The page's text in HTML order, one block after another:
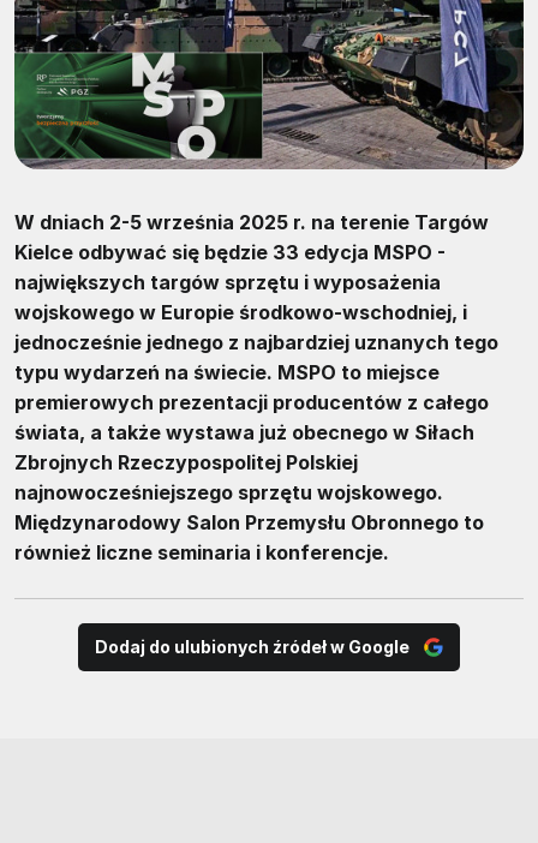
W dniach 2-5 września 2025 r. na terenie Targów
Kielce odbywać się będzie 33 edycja MSPO -
największych targów sprzętu i wyposażenia
wojskowego w Europie środkowo-wschodniej, i
jednocześnie jednego z najbardziej uznanych tego
typu wydarzeń na świecie. MSPO to miejsce
premierowych prezentacji producentów z całego
świata, a także wystawa już obecnego w Siłach
Zbrojnych Rzeczypospolitej Polskiej
najnowocześniejszego sprzętu wojskowego.
Międzynarodowy Salon Przemysłu Obronnego to
również liczne seminaria i konferencje.
Dodaj do ulubionych źródeł w Google